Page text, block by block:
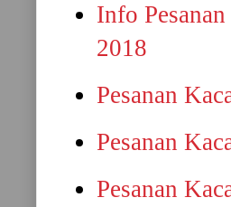
Info
2018
Pesanan
Pesanan
Pesanan